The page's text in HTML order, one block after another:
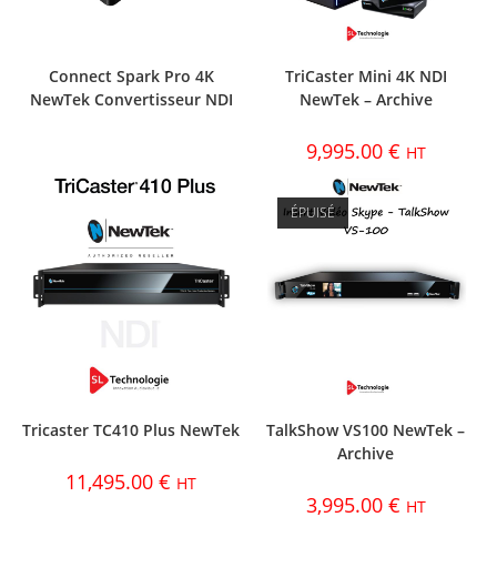
Connect Spark Pro 4K
NewTek Convertisseur NDI
TriCaster Mini 4K NDI
NewTek – Archive
9,995.00 € HT
Tricaster TC410 Plus NewTek
11,495.00€ HT
ÉPUISÉ
TalkShow VS100 NewTek –
Archive
3,995.00 € HT